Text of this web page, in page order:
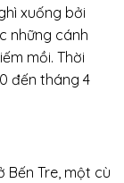
xuống bởi
những cánh
mồi. Thời
đến tháng 4
Bến Tre, một cù